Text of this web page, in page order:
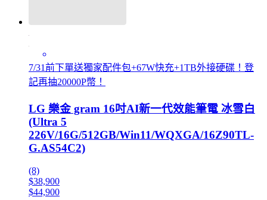
7/31前下單送獨家配件包+67W快充+1TB外接硬碟！登
記再抽20000P幣！
LG 樂金 gram 16吋AI新一代效能筆電 冰雪白
(Ultra 5
226V/16G/512GB/Win11/WQXGA/16Z90TL-
G.AS54C2)
(8)
$38,900
$44,900